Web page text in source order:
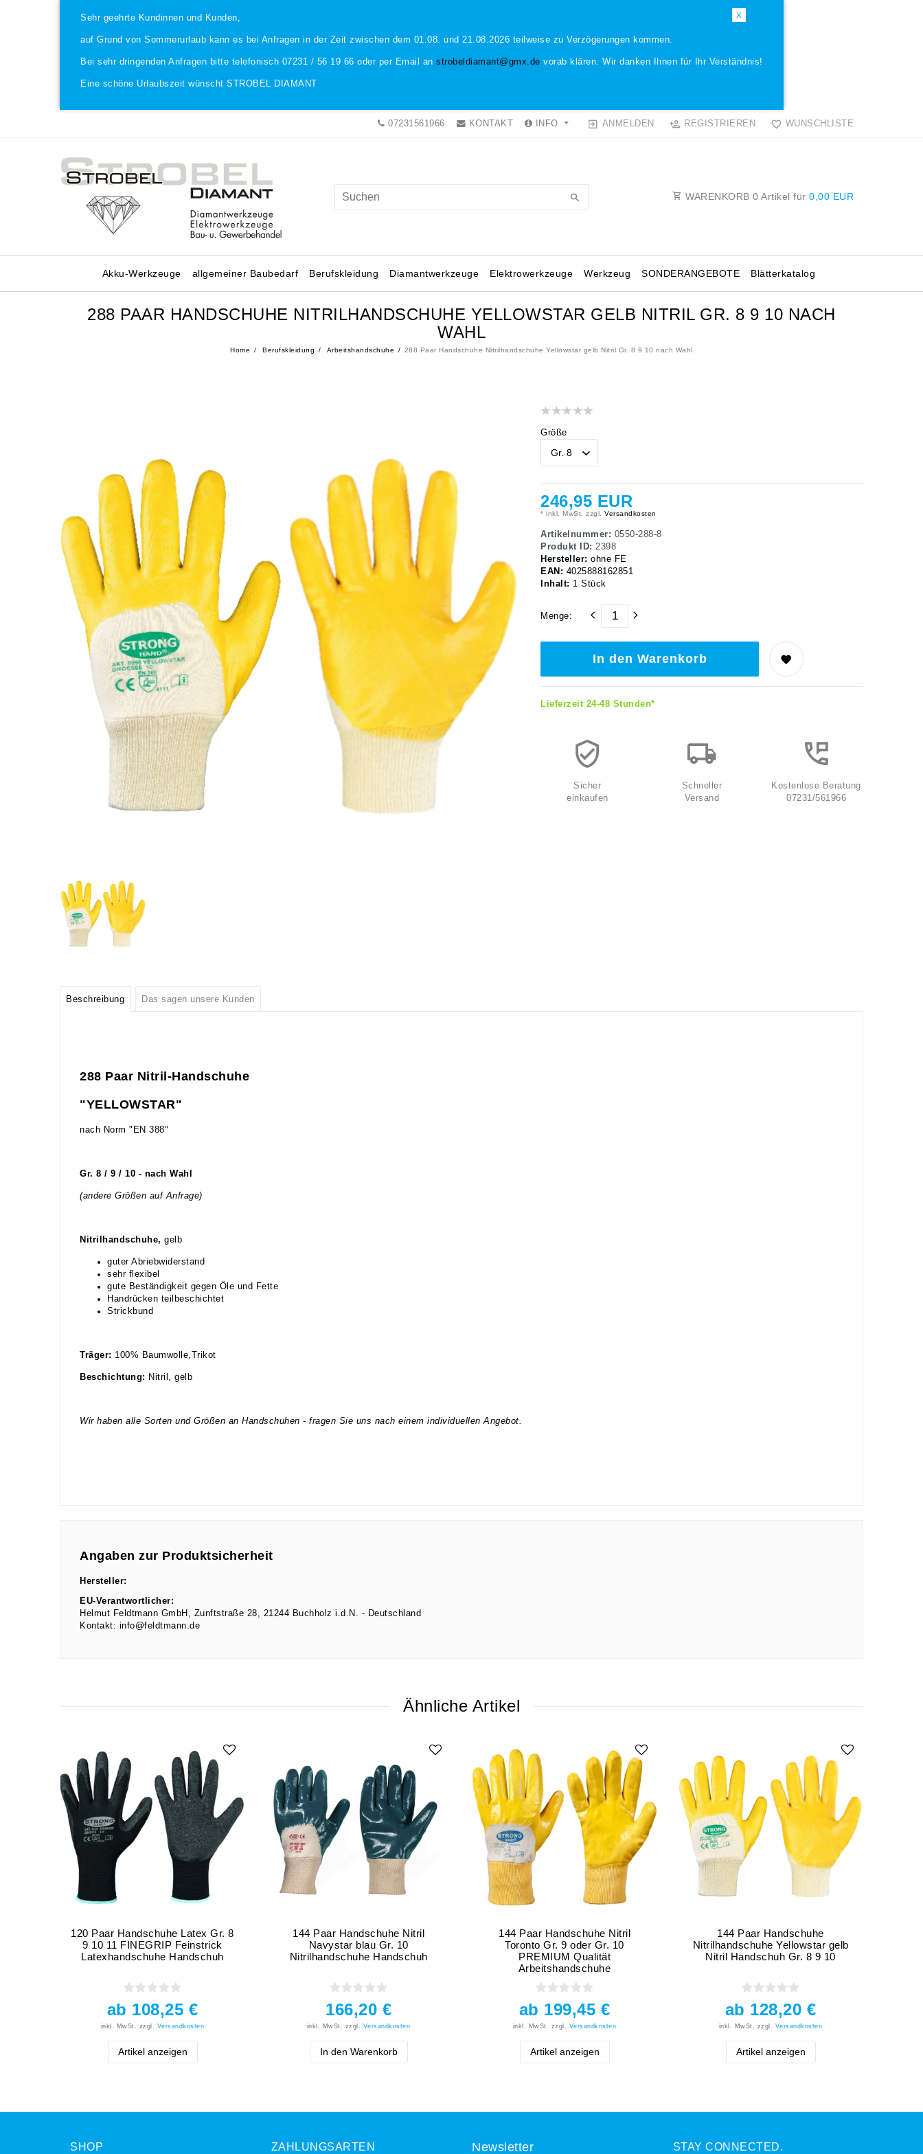
X
Sehr geehrte Kundinnen und Kunden,
auf Grund von Sommerurlaub kann es bei Anfragen in der Zeit zwischen dem 01.08. und 21.08.2026 teilweise zu Verzögerungen kommen.
Bei sehr dringenden Anfragen bitte telefonisch 07231 / 56 19 66 oder per Email an strobeldiamant@gmx.de vorab klären. Wir danken Ihnen für Ihr Verständnis!
Eine schöne Urlaubszeit wünscht STROBEL DIAMANT
07231561966 KONTAKT INFO ANMELDEN REGISTRIEREN WUNSCHLISTE
WARENKORB 0 Artikel für 0,00 EUR
Akku-Werkzeuge allgemeiner Baubedarf Berufskleidung Diamantwerkzeuge Elektrowerkzeuge Werkzeug Blätterkatalog
SONDERANGEBOTE
288 PAAR HANDSCHUHE NITRILHANDSCHUHE YELLOWSTAR GELB NITRIL GR. 8 9 10 NACH
WAHL
Home Berufskleidung Arbeitshandschuhe 288 Paar Handschuhe Nitrilhandschuhe Yellowstar gelb Nitril Gr. 8 9 10 nach Wahl
Größe
246,95 EUR
* inkl. MwSt. zzgl. Versandkosten
Artikelnummer: 0550-288-8
Produkt ID: 2398
Hersteller: ohne FE
EAN: 4025888162851
Inhalt: 1 Stück
Menge:
In den Warenkorb
Lieferzeit 24-48 Stunden*
Sicher
einkaufen
Schneller
Versand
Kostenlose Beratung
07231/561966
Beschreibung Das sagen unsere Kunden
288 Paar Nitril-Handschuhe
"YELLOWSTAR"
nach Norm "EN 388"
Gr. 8 / 9 / 10 - nach Wahl
(andere Größen auf Anfrage)
Nitrilhandschuhe, gelb
guter Abriebwiderstand
sehr flexibel
gute Beständigkeit gegen Öle und Fette
Handrücken teilbeschichtet
Strickbund
Träger: 100% Baumwolle,Trikot
Beschichtung: Nitril, gelb
Wir haben alle Sorten und Größen an Handschuhen - fragen Sie uns nach einem individuellen Angebot.
Angaben zur Produktsicherheit
Hersteller:
EU-Verantwortlicher:
Helmut Feldtmann GmbH
Zunftstraße 28 21244 Buchholz i.d.N.
Deutschland
Kontakt: info@feldtmann.de
Ähnliche Artikel
120 Paar Handschuhe Latex Gr. 8
9 10 11 FINEGRIP Feinstrick
Latexhandschuhe Handschuh
ab 108,25 €
inkl. MwSt. zzgl. Versandkosten
Artikel anzeigen
144 Paar Handschuhe Nitril
Navystar blau Gr. 10
Nitrilhandschuhe Handschuh
166,20 €
inkl. MwSt. zzgl. Versandkosten
In den Warenkorb
144 Paar Handschuhe Nitril
Toronto Gr. 9 oder Gr. 10
PREMIUM Qualität
Arbeitshandschuhe
ab 199,45 €
inkl. MwSt. zzgl. Versandkosten
Artikel anzeigen
144 Paar Handschuhe
Nitrilhandschuhe Yellowstar gelb
Nitril Handschuh Gr. 8 9 10
ab 128,20 €
inkl. MwSt. zzgl. Versandkosten
Artikel anzeigen
SHOP ZAHLUNGSARTEN Newsletter STAY CONNECTED.